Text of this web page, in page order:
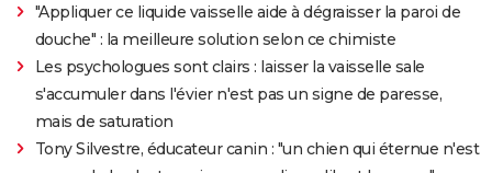
"Appliquer ce liquide vaisselle aide à dégraisser la paroi de
douche" : la meilleure solution selon ce chimiste
Les psychologues sont clairs : laisser la vaisselle sale
s'accumuler dans l'évier n'est pas un signe de paresse,
mais de saturation
Tony Silvestre, éducateur canin : "un chien qui éternue n'est